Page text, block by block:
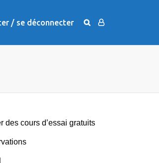
/ se déconnecter
des cours d’essai gratuits